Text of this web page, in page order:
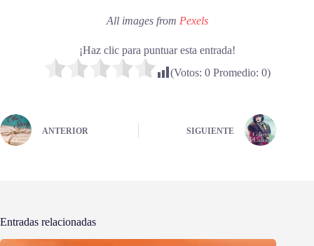
All images from Pexels
¡Haz clic para puntuar esta entrada!
(Votos: 0Promedio: 0)
ANTERIOR SIGUIENTE
Entradas relacionadas